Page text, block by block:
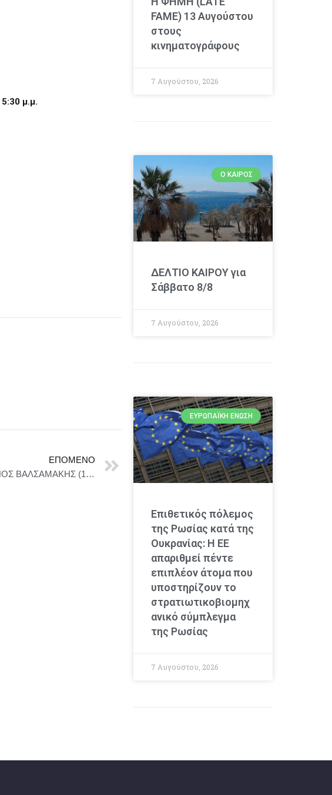
5:30 μ.μ.
ΕΠΌΜΕΝΟ
ΑΝΑΚΟΙΝΩΣΗ – OPEN CALL: ΠΑΝΟΣ ΒΑΛΣΑΜΑΚΗΣ (1900–1986) Προθεσμία: 20 Φεβρουαρίου 2026
FAME) 13 Αυγούστου
στους
κινηματογράφους
7 Αυγούστου, 2026
Ο ΚΑΙΡΌΣ
ΔΕΛΤΙΟ ΚΑΙΡΟΥ για
Σάββατο 8/8
7 Αυγούστου, 2026
ΕΥΡΩΠΑΪΚΉ ΈΝΩΣΗ
Επιθετικός πόλεμος
της Ρωσίας κατά της
Ουκρανίας: Η ΕΕ
απαριθμεί πέντε
επιπλέον άτομα που
υποστηρίζουν το
στρατιωτικοβιομηχ
ανικό σύμπλεγμα
της Ρωσίας
7 Αυγούστου, 2026